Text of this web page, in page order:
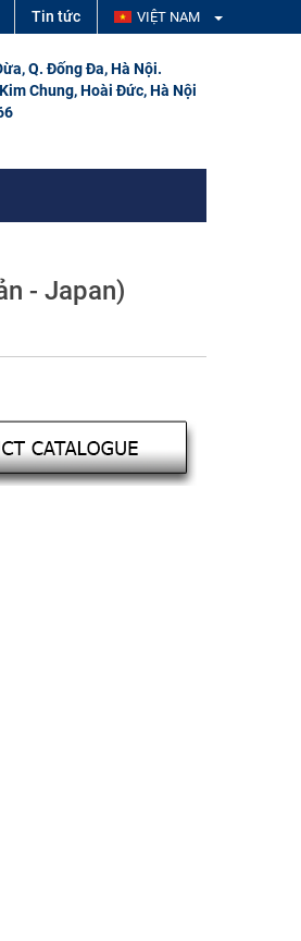
Tin tức VIỆT NAM
Q. Đống Đa, Hà Nội.
Chung, Hoài Đức, Hà Nội
- Japan)